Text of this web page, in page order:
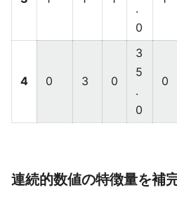
.
0
4 0 3 0
3
5
.
0
0
連続的数値の特徴量を補